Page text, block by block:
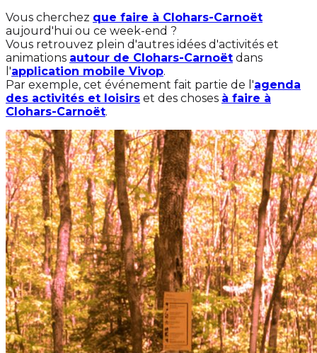
Vous cherchez que faire à Clohars-Carnoët
aujourd'hui ou ce week-end ?
Vous retrouvez plein d'autres idées d'activités et
animations autour de Clohars-Carnoët dans
l'application mobile Vivop.
Par exemple, cet événement fait partie de l'agenda
des activités et loisirs et des choses à faire à
Clohars-Carnoët.